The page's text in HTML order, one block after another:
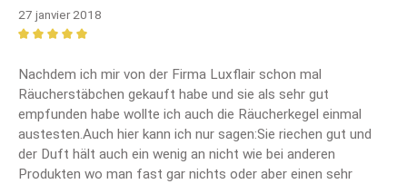
27 janvier 2018
Nachdem ich mir von der Firma Luxflair schon mal
Räucherstäbchen gekauft habe und sie als sehr gut
empfunden habe wollte ich auch die Räucherkegel einmal
austesten.Auch hier kann ich nur sagen:Sie riechen gut und
der Duft hält auch ein wenig an nicht wie bei anderen
Produkten wo man fast gar nichts oder aber einen sehr